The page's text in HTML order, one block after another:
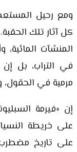
ومع رحيل
كل آثار تلك
المنشآت
في التراب، بل إن
مرمية في الحقول،
إن «فيرمة
على خريطة
على تاريخ